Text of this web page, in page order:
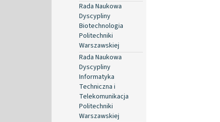
Rada Naukowa
Dyscypliny
Biotechnologia
Politechniki
Warszawskiej
Rada Naukowa
Dyscypliny
Informatyka
Techniczna i
Telekomunikacja
Politechniki
Warszawskiej